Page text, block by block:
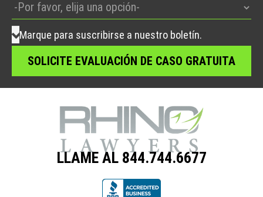
Marque para suscribirse a nuestro boletín.
LLAME AL 844.744.6677